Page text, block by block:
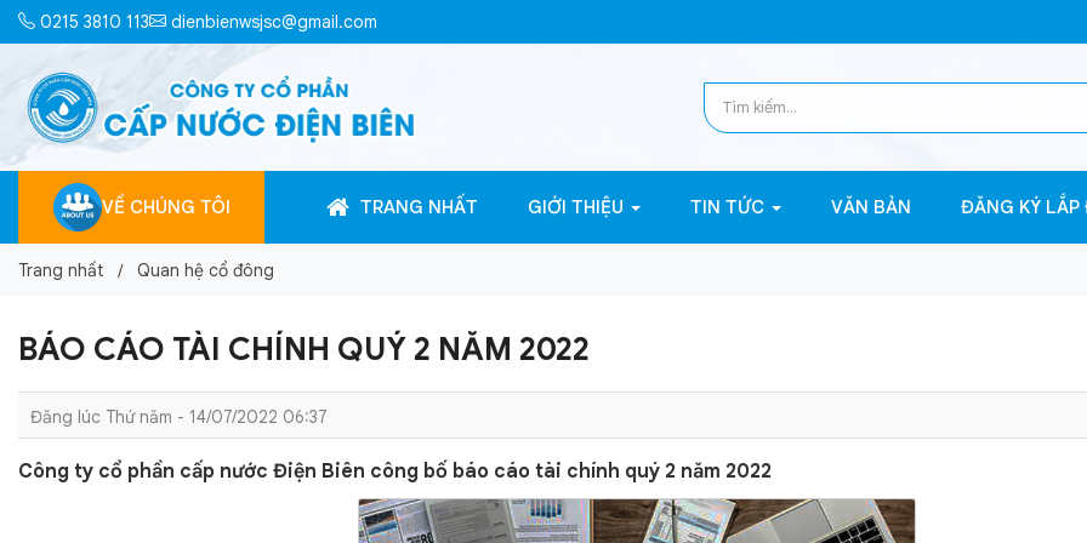
0215 3810 113 dienbienwsjsc@gmail.com
VỀ CHÚNG TÔI TRANG NHẤT GIỚI THIỆU TIN TỨC VĂN BẢN ĐĂNG KÝ
Trang nhất Quan hệ cổ đông
BÁO CÁO TÀI CHÍNH QUÝ 2 NĂM 2022
Đăng lúc Thứ năm - 14/07/2022 06:37
Công ty cổ phần cấp nước Điện Biên công bố báo cáo tài chính quý 2 năm 2022